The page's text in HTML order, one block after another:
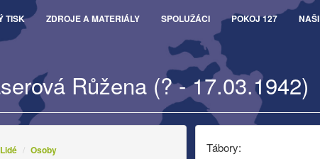
TISK ZDROJE A MATERIÁLY SPOLUŽÁCI POKOJ 127 NAŠI
Růžena (? - 17.03.1942)
Tábory:
Lidé Osoby